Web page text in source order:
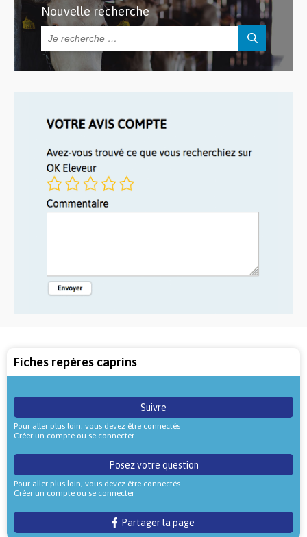
Nouvelle recherche
Fiches repères caprins
Suivre
Pour aller plus loin, vous devez être connectés
Créer un compte ou se connecter
Posez votre question
Pour aller plus loin, vous devez être connectés
Créer un compte ou se connecter
Partager la page